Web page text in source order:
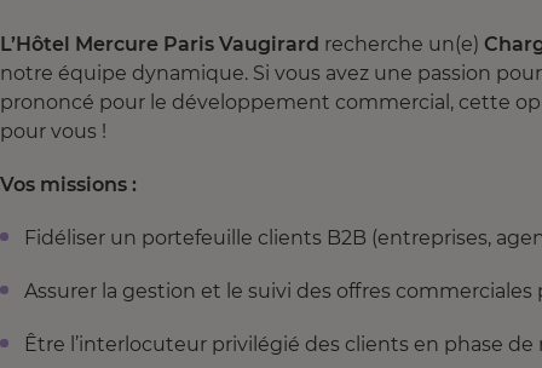
L’Hôtel Mercure Paris Vaugirard recherche un(e)
notre équipe dynamique. Si vous avez une passion
prononcé pour le développement commercial, cette
pour vous !
Vos missions :
Fidéliser un portefeuille clients B2B (entreprises,
Assurer la gestion et le suivi des offres
Être l’interlocuteur privilégié des clients en phase